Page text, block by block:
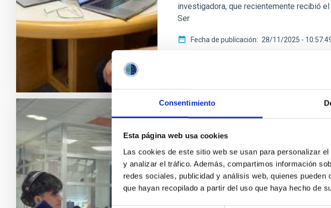
Consentimiento
Esta página web usa cookies
Las cookies de este sitio web se usan para personalizar
y analizar el tráfico. Además, compartimos información
redes sociales, publicidad y análisis web, quienes
que hayan recopilado a partir del uso que haya hecho de
investigadora, que recientemente recibió
Ser
Fecha de publicación 28/11/2025 -
La defensa planetaria será el
Programa de La Radio Canaria
Estrellas'
El programa de divulgación científica del
Canarias (IAC) en La Radio Canaria,